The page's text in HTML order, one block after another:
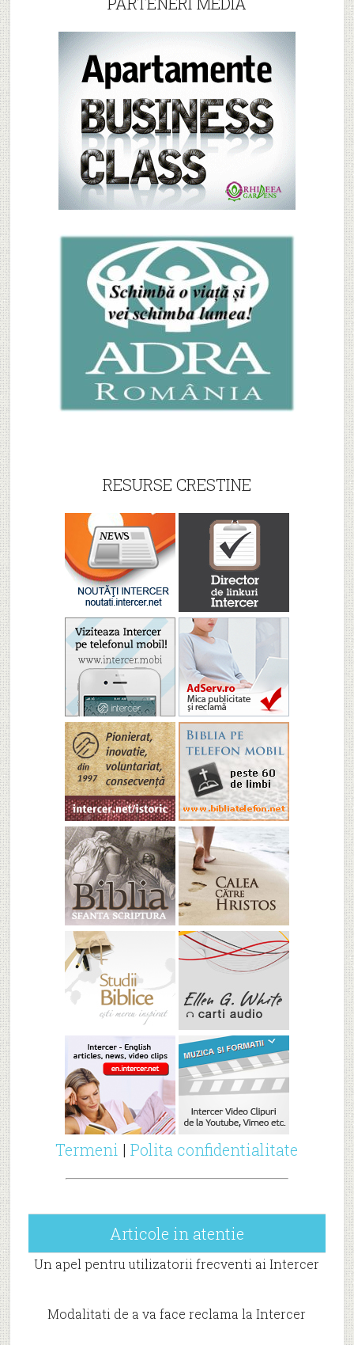
RESURSE CRESTINE
Termeni |Polita confidentialitate
Articole in atentie
Un apel pentru utilizatorii frecventi ai Intercer
Modalitati de a va face reclama la Intercer